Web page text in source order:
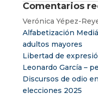
Comentarios
Verónica Yépez-
Alfabetización
adultos mayores
Libertad de
Leonardo García –
Discursos de odio
elecciones 2025